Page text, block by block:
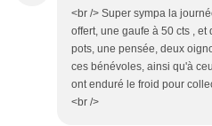
<br /> Super sympa la
offert, une gaufe à 50 cts ,
pots, une pensée, deux
ces bénévoles, ainsi qu'à
ont enduré le froid pour
<br />